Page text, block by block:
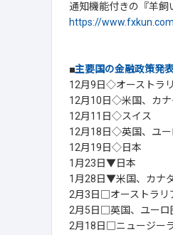
通知機能付きの『羊飼
https://
■主要国の金融政策発
12月9日◇オーストラ
12月10日◇米国、カナ
12月11日◇スイス
12月18日◇英国、ユー
12月19日◇日本
1月23日▼日本
1月28日▼米国、カナ
2月3日□オーストラリ
2月5日□英国、ユーロ
2月18日□ニュージー